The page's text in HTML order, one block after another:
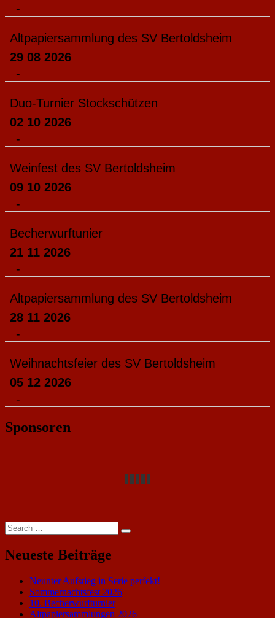
-
Altpapiersammlung des SV Bertoldsheim
29 08 2026
-
Duo-Turnier Stockschützen
02 10 2026
-
Weinfest des SV Bertoldsheim
09 10 2026
-
Becherwurftunier
21 11 2026
-
Altpapiersammlung des SV Bertoldsheim
28 11 2026
-
Weihnachtsfeier des SV Bertoldsheim
05 12 2026
-
Sponsoren
Search
for:
Search
Neueste Beiträge
Neunter Aufstieg in Serie perfekt!
Sommernachtsfest 2026
10. Becherwurfturnier
Altpapiersammlungen 2026